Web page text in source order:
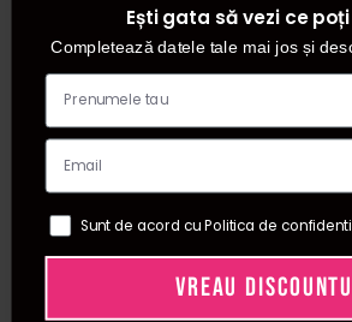
Ești gata să vezi ce
Completează datele tale mai jos și
Sunt de acord cu Politica de
VREAU